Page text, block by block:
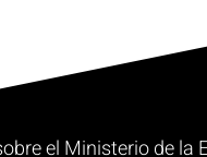
el Ministerio de la